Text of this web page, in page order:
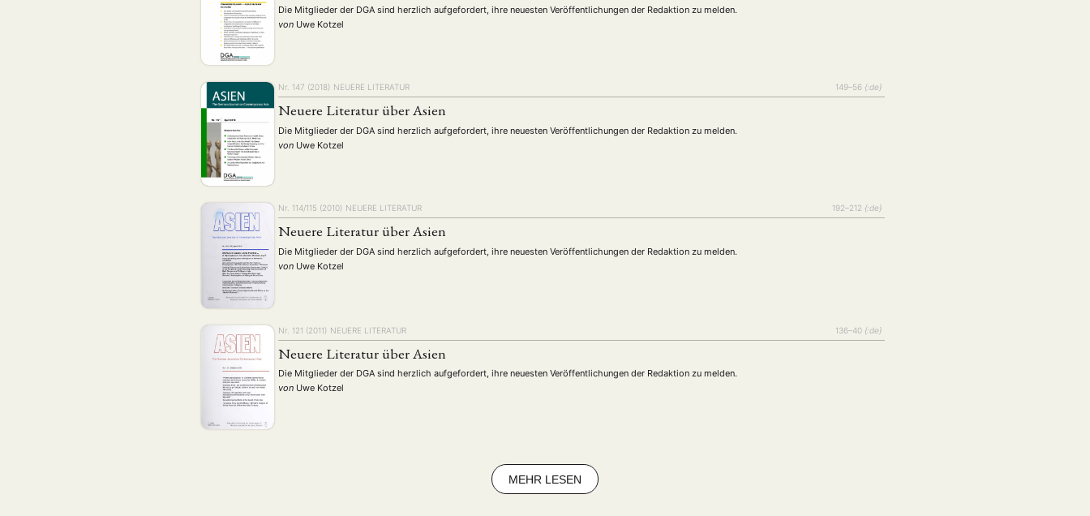
Die Mitglieder der DGA sind herzlich aufgefordert, ihre neuesten Veröffentlichungen der Redaktion zu melden.
von Uwe Kotzel
Nr. 147 (2018) NEUERE LITERATUR 149–56 {:de}
Neuere Literatur über Asien
Die Mitglieder der DGA sind herzlich aufgefordert, ihre neuesten Veröffentlichungen der Redaktion zu melden.
von Uwe Kotzel
Nr. 114/115 (2010) NEUERE LITERATUR 192–212 {:de}
Neuere Literatur über Asien
Die Mitglieder der DGA sind herzlich aufgefordert, ihre neuesten Veröffentlichungen der Redaktion zu melden.
von Uwe Kotzel
Nr. 121 (2011) NEUERE LITERATUR 136–40 {:de}
Neuere Literatur über Asien
Die Mitglieder der DGA sind herzlich aufgefordert, ihre neuesten Veröffentlichungen der Redaktion zu melden.
von Uwe Kotzel
MEHR LESEN